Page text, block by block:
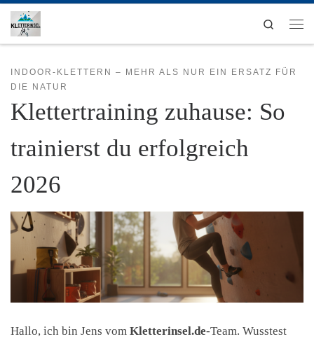
Zum Inhalt springen
Search
INDOOR-KLETTERN – MEHR ALS NUR EIN ERSATZ FÜR
DIE NATUR
Klettertraining zuhause: So
trainierst du erfolgreich
2026
Hallo, ich bin Jens vom Kletterinsel.de-Team. Wusstest